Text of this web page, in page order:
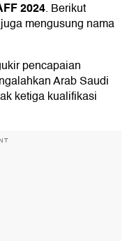
2024. Berikut
mengusung nama
pencapaian
Arab Saudi
ketiga kualifikasi